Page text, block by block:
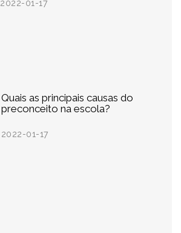
2022-01-17
Quais as principais causas do
preconceito na escola?
2022-01-17